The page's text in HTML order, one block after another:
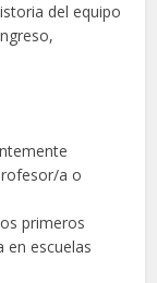
del equipo
a o
primeros
en escuelas